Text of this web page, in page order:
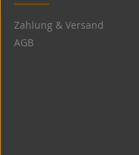
Zahlung & Versand
AGB